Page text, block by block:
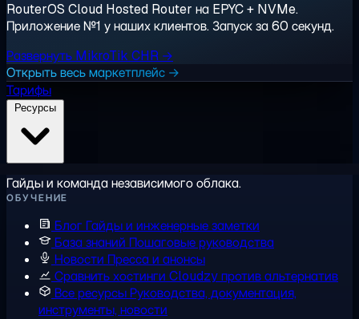
RouterOS Cloud Hosted Router на EPYC + NVMe.
Приложение №1 у наших клиентов. Запуск за 60 секунд.
Развернуть MikroTik CHR →
Открыть весь маркетплейс →
Тарифы
Гайды и команда независимого облака.
ОБУЧЕНИЕ
Блог Гайды и инженерные заметки
База знаний Пошаговые руководства
Новости Пресса и анонсы
Сравнить хостинги Cloudzy против альтернатив
Все ресурсыРуководства, документация,
инструменты, новости